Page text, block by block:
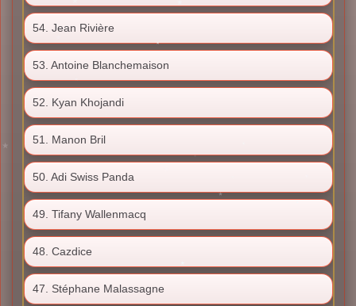
54. Jean Rivière
53. Antoine Blanchemaison
52. Kyan Khojandi
51. Manon Bril
50. Adi Swiss Panda
49. Tifany Wallenmacq
48. Cazdice
47. Stéphane Malassagne